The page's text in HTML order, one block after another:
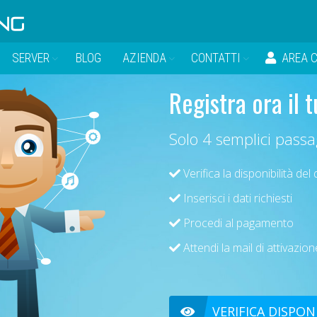
SERVER BLOG AZIENDA CONTATTI AREA
Registra ora il
Solo 4 semplici
Verifica la disponibilità del
Inserisci i dati richiesti
Procedi al pagamento
Attendi la mail di
VERIFICA